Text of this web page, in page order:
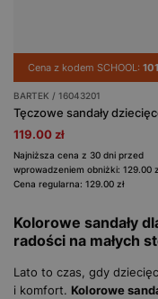
Cena z kodem SCHOOL:
BARTEK / 16043201
119.00 zł
Najniższa cena z 30 dni przed
wprowadzeniem obniżki: 129.00
Cena regularna: 129.00 zł
Kolorowe sandały
radości na małych
Lato to czas, gdy
i komfort. Kolorowe